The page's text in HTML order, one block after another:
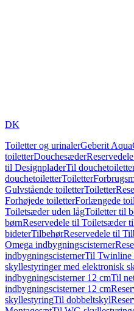
DK
Toiletter og urinalerGeberit
toiletterDouchesæder
til DesignpladerTil
douchetoiletterToiletter
Gulvstående toiletterToiletter
Forhøjede toiletterForlængede
Toiletsæder uden lågToiletter til
børnReservedele til Toiletsæder
bideterTilbehørReservedele til
Omega indbygningscisterner
indbygningscisternerTil Twinline
skyllestyringer med elektronisk
indbygningscisterner 12 cmTil
indbygningscisterner 12 cm
skyllestyringTil dobbeltskyl